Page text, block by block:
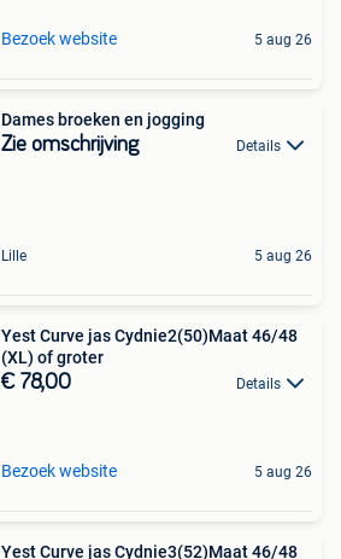
Bezoek website 5 aug 26
Dames broeken en jogging
Zie omschrijving Details
Lille 5 aug 26
Yest Curve jas Cydnie2(50)Maat 46/48
(XL) of groter
€ 78,00 Details
Bezoek website 5 aug 26
Yest Curve jas Cydnie3(52)Maat 46/48